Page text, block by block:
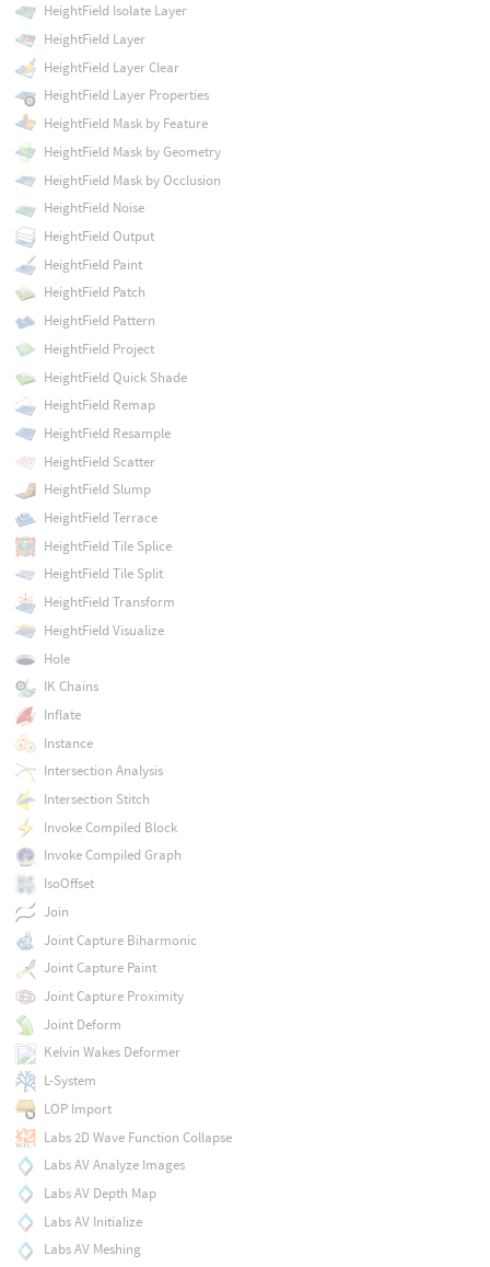
HeightField Isolate Layer
HeightField Layer
HeightField Layer Clear
HeightField Layer Properties
HeightField Mask by Feature
HeightField Mask by Geometry
HeightField Mask by Occlusion
HeightField Noise
HeightField Output
HeightField Paint
HeightField Patch
HeightField Pattern
HeightField Project
HeightField Quick Shade
HeightField Remap
HeightField Resample
HeightField Scatter
HeightField Slump
HeightField Terrace
HeightField Tile Splice
HeightField Tile Split
HeightField Transform
HeightField Visualize
Hole
IK Chains
Inflate
Instance
Intersection Analysis
Intersection Stitch
Invoke Compiled Block
Invoke Compiled Graph
IsoOffset
Join
Joint Capture Biharmonic
Joint Capture Paint
Joint Capture Proximity
Joint Deform
Kelvin Wakes Deformer
L-System
LOP Import
Labs 2D Wave Function Collapse
Labs AV Analyze Images
Labs AV Depth Map
Labs AV Initialize
Labs AV Meshing